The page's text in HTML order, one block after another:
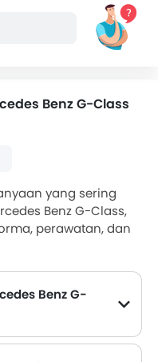
Benz G-Class
yang sering
Benz G-Class,
perawatan, dan
Benz G-